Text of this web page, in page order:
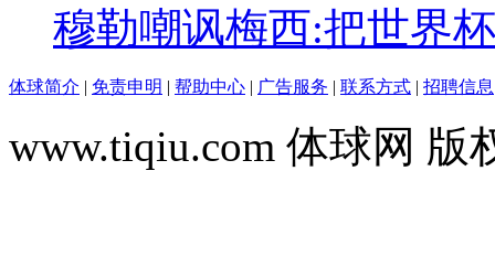
穆勒嘲讽梅西:把世界
体球简介 | 免责申明 | 帮助中心 | 广告服务 | 联系方式 | 招聘信息
www.tiqiu.com 体球网 版